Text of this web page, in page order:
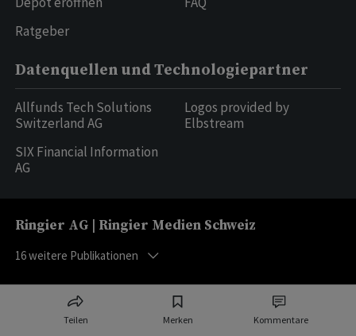
Teilen Merken Kommentare
Ratgeber
Datenquellen und Technologiepartner
Allfunds Tech Solutions
Switzerland AG
SIX Financial Information
AG
Logos provided by
Elbstream
Ringier AG | Ringier Medien Schweiz
16weitere Publikationen